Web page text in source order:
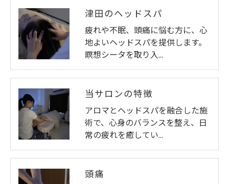
津田のヘッドスパ
疲れや不眠、頭痛に悩む方に、心
地よいヘッドスパを提供します。
瞑想シータを取り入…
当サロンの特徴
アロマとヘッドスパを融合した施
術で、心身のバランスを整え、日
常の疲れを癒してい…
頭痛